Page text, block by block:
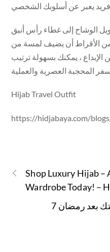
الوشاح إلى غطاء رأس أنيق
من الأقراط أن يضيف لمسة من
الإبداع ، يمكنك بسهولة ترتيب
Hijab Travel Outfit
https://hidjabaya.com/
Shop Luxury Hijab –
Wardrobe Today! –
7 نصائح للحفاظ على صحتك بعد رمضان –